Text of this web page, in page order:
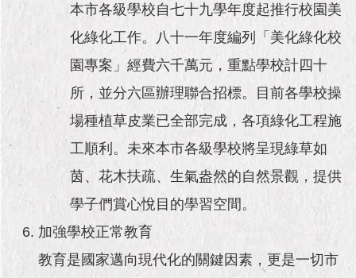
本市各級學校自七十九學年度起推行校園美
化綠化工作。八十一年度編列「美化綠化校
園專案」經費六千萬元，重點學校計四十
所，並分六區辦理聯合招標。目前各學校操
場種植草皮業已全部完成，各項綠化工程施
工順利。未來本市各級學校將呈現綠草如
茵、花木扶疏、生氣盎然的自然景觀，提供
學子們賞心悅目的學習空間。
加強學校正常教育
教育是國家邁向現代化的關鍵因素，更是一切市